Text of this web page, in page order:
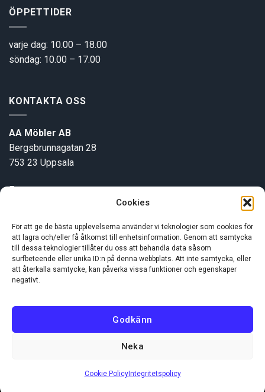
Cookies
För att ge de bästa upplevelserna använder vi teknologier som cookies för
att lagra och/eller få åtkomst till enhetsinformation. Genom att samtycka
till dessa teknologier tillåter du oss att behandla data såsom
surfbeteende eller unika ID:n på denna webbplats. Att inte samtycka, eller
att återkalla samtycke, kan påverka vissa funktioner och egenskaper
negativt.
Godkänn
Neka
Cookie PolicyIntegritetspolicy
ÖPPETTIDER
varje dag: 10.00 – 18.00
söndag: 10.00 – 17.00
KONTAKTA OSS
AA Möbler AB
Bergsbrunnagatan 28
753 23 Uppsala
E-post:
INFORMATION
Om oss
Visa
Copyright 2026 ©AA Möbler AB